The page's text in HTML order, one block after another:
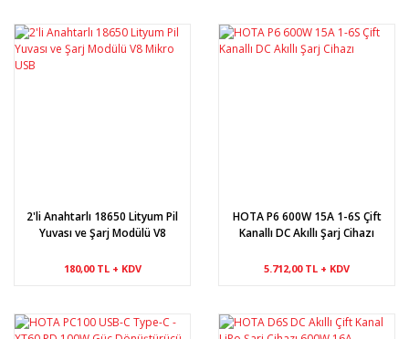
2'li Anahtarlı 18650 Lityum Pil
Yuvası ve Şarj Modülü V8
180,00 TL + KDV
HOTA P6 600W 15A 1-6S Çift
Kanallı DC Akıllı Şarj Cihazı
5.712,00 TL + KDV